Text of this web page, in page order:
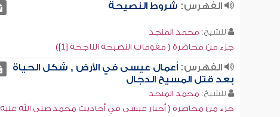
الفهرس: شروط النصيحة
للشيخ: محمد المنجد
جزء من محاضرة ( مقومات النصيحة الناجحة [1])
الفهرس:أعمال عيسى في الأرض , شكل الحياة
بعد قتل المسيح الدجال
للشيخ: محمد المنجد
جزء من محاضرة ( أخبار عيسى في أحاديث محمد صلى الله عليه